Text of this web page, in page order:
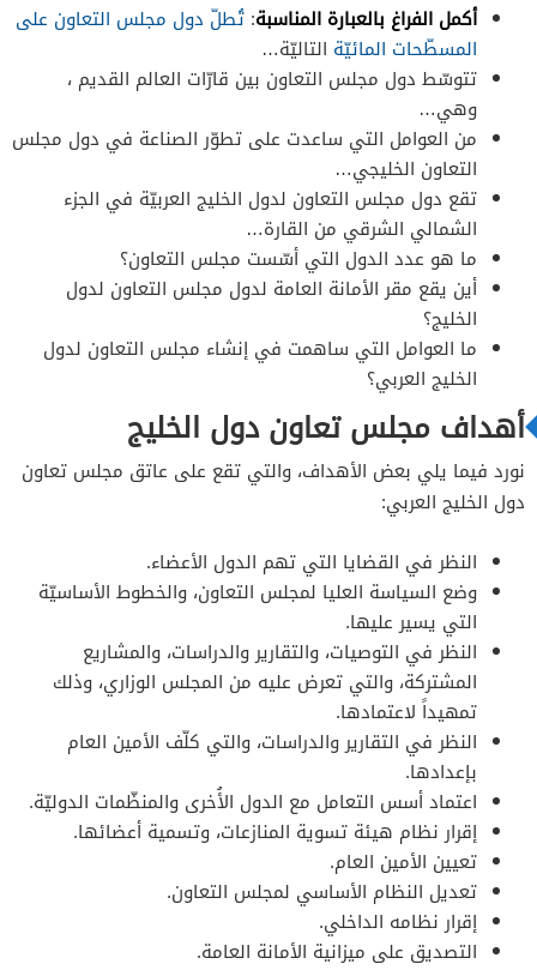
أكمل الفراغ بالعبارة المناسبة: تُطلّ دول مجلس التعاون على
المسطّحات المائيّة التاليّة…
تتوسّط دول مجلس التعاون بين قارّات العالم القديم ،
وهي…
من العوامل التي ساعدت على تطوّر الصناعة في دول مجلس
التعاون الخليجي…
تقع دول مجلس التعاون لدول الخليج العربيّة في الجزء
الشمالي الشرقي من القارة…
ما هو عدد الدول التي أسّست مجلس التعاون؟
أين يقع مقر الأمانة العامة لدول مجلس التعاون لدول
الخليج؟
ما العوامل التي ساهمت في إنشاء مجلس التعاون لدول
الخليج العربي؟
أهداف مجلس تعاون دول الخليج
نورد فيما يلي بعض الأهداف، والتي تقع على عاتق مجلس تعاون
دول الخليج العربي:
النظر في القضايا التي تهم الدول الأعضاء.
وضع السياسة العليا لمجلس التعاون، والخطوط الأساسيّة
التي يسير عليها.
النظر في التوصيات، والتقارير والدراسات، والمشاريع
المشتركة، والتي تعرض عليه من المجلس الوزاري، وذلك
تمهيداً لاعتمادها.
النظر في التقارير والدراسات، والتي كلّف الأمين العام
بإعدادها.
اعتماد أسس التعامل مع الدول الأُخرى والمنظّمات الدوليّة.
إقرار نظام هيئة تسوية المنازعات، وتسمية أعضائها.
تعيين الأمين العام.
تعديل النظام الأساسي لمجلس التعاون.
إقرار نظامه الداخلي.
التصديق على ميزانية الأمانة العامة.